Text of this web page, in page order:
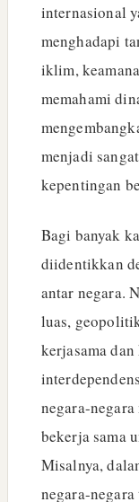
internasional
menghadapi
iklim,
memahami
menjadi
kepentingan
Bagi banyak
diidentikkan
antar negara.
luas,
kerjasama
negara-
bekerja sama
Misalnya,
negara-